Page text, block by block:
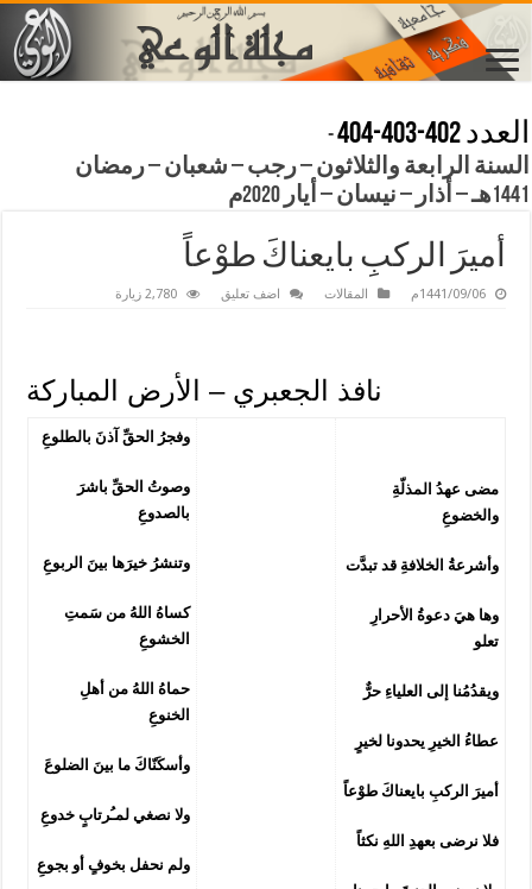
العدد 402-403-404
-
السنة الرابعة والثلاثون – رجب – شعبان – رمضان
1441هـ – أذار – نيسان – أيار 2020م
أميرَ الركبِ بايعناكَ طوْعاً
1441/09/06م المقالات اضف تعليق 2,780 زيارة
نافذ الجعبري – الأرض المباركة
وفجرُ الحقِّ آذنَ بالطلوعِ
وصوتُ الحقِّ باشرَ
بالصدوعِ
وتنشرُ خيرَها بينَ الربوعِ
كساهُ اللهُ من سَمتِ
الخشوعِ
حماهُ اللهُ من أهلِ
الخنوعِ
وأسكَنّاكَ ما بينَ الضلوعَ
ولا نصغي لمـُرتابٍ خدوعِ
ولم نحفل بخوفٍ أو بجوعِ
مضى عهدُ المذلّةِ
والخضوعِ
وأشرعةُ الخلافةِ قد تبدَّت
وها هيَ دعوةُ الأحرارِ
تعلو
ويقدُمُنا إلى العلياءِ حرٌّ
عطاءُ الخيرِ يحدونا لخيرٍ
أميرَ الركبِ بايعناكَ طوْعاً
فلا نرضى بعهدِ اللهِ نكثاً